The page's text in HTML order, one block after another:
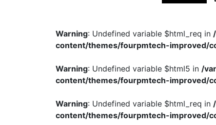
Warning: Undefined variable $html_req in
content/themes/fourpmtech-improved/
Warning: Undefined variable $html5 in /
content/themes/fourpmtech-improved/
Warning: Undefined variable $html_req in
content/themes/fourpmtech-improved/